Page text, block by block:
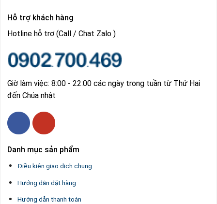
Hỗ trợ khách hàng
Hotline hỗ trợ (Call / Chat Zalo )
Giờ làm việc: 8:00 - 22:00 các ngày trong tuần từ Thứ Hai
đến Chúa nhật
Danh mục sản phẩm
Điều kiện giao dịch chung
Hướng dẫn đặt hàng
Hướng dẫn thanh toán